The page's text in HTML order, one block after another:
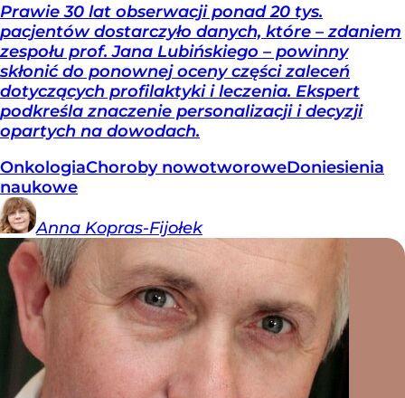
Prawie 30 lat obserwacji ponad 20 tys.
pacjentów dostarczyło danych, które – zdaniem
zespołu prof. Jana Lubińskiego – powinny
skłonić do ponownej oceny części zaleceń
dotyczących profilaktyki i leczenia. Ekspert
podkreśla znaczenie personalizacji i decyzji
opartych na dowodach.
OnkologiaChoroby nowotworoweDoniesienia
naukowe
Anna Kopras-Fijołek